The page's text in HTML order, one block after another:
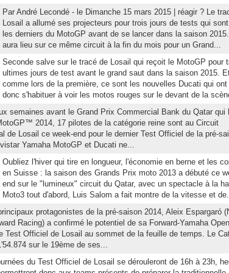
Par André Lecondé - le Dimanche 15 mars 2015 | réagir ? Le
Losail a allumé ses projecteurs pour trois jours de tests qui
les derniers du MotoGP avant de se lancer dans la saison
aura lieu sur ce même circuit à la fin du mois pour un Grand...
Seconde salve sur le tracé de Losail qui reçoit le MotoGP pour
ultimes jours de test avant le grand saut dans la saison 2015.
comme lors de la première, ce sont les nouvelles Ducati qui
donc s'habituer à voir les motos rouges sur le devant de la
semaines avant le Grand Prix Commercial Bank du Qatar qui
2014, 17 pilotes de la catégorie reine sont au Circuit
de Losail ce week-end pour le dernier Test Officiel de la pré-
Yamaha MotoGP et Ducati ne...
Oubliez l'hiver qui tire en longueur, l'économie en berne et les
en Suisse : la saison des Grands Prix moto 2013 a débuté ce
end sur le "lumineux" circuit du Qatar, avec un spectacle à la
Moto3 tout d'abord, Luis Salom a fait montre de la vitesse et
protagonistes de la pré-saison 2014, Aleix Espargaró
Racing) a confirmé le potentiel de sa Forward-Yamaha
Test Officiel de Losail au sommet de la feuille de temps. Le
sur le 19ème de ses...
du Test Officiel de Losail se dérouleront de 16h à 23h,